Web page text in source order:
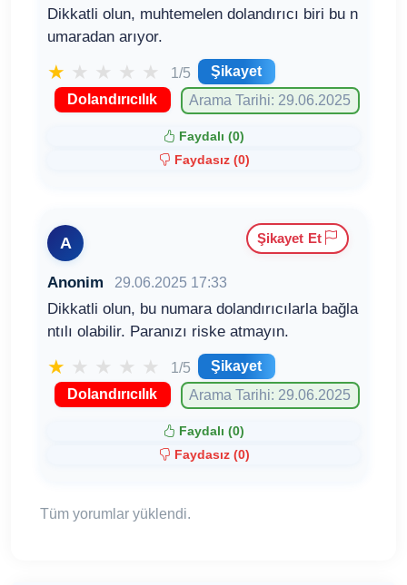
Dikkatli olun, muhtemelen dolandırıcı biri bu n
umaradan arıyor.
★ ★ ★ ★ ★ 1/5
Şikayet
Dolandırıcılık
Arama Tarihi: 29.06.2025
Faydalı (0)
Faydasız (0)
A
Anonim 29.06.2025 17:33
Dikkatli olun, bu numara dolandırıcılarla bağla
ntılı olabilir. Paranızı riske atmayın.
★ ★ ★ ★ ★ 1/5
Şikayet
Dolandırıcılık
Arama Tarihi: 29.06.2025
Faydalı (0)
Faydasız (0)
Şikayet Et
Tüm yorumlar yüklendi.